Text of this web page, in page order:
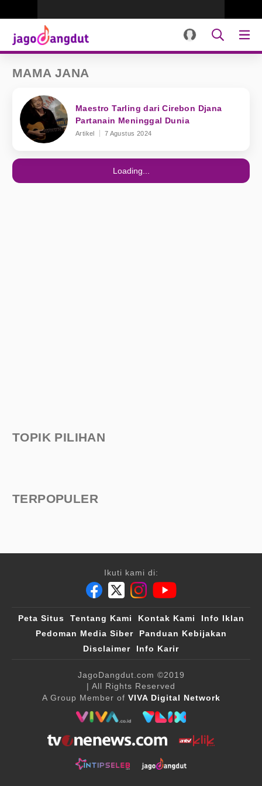
MAMA JANA
Maestro Tarling dari Cirebon Djana
Partanain Meninggal Dunia
Artikel 7 Agustus 2024
Loading...
TOPIK PILIHAN
TERPOPULER
Ikuti kami di:
Peta Situs Tentang Kami Kontak Kami
Info Iklan
Pedoman Media Siber
Panduan Kebijakan
Disclaimer
Info Karir
JagoDangdut.com ©2019
| All Rights Reserved
A Group Member of VIVA Digital Network